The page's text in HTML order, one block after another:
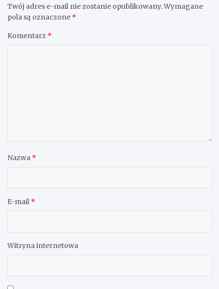
Twój adres e-mail nie zostanie opublikowany.Wymagane
pola są oznaczone *
Komentarz *
Nazwa *
E-mail *
Witryna internetowa